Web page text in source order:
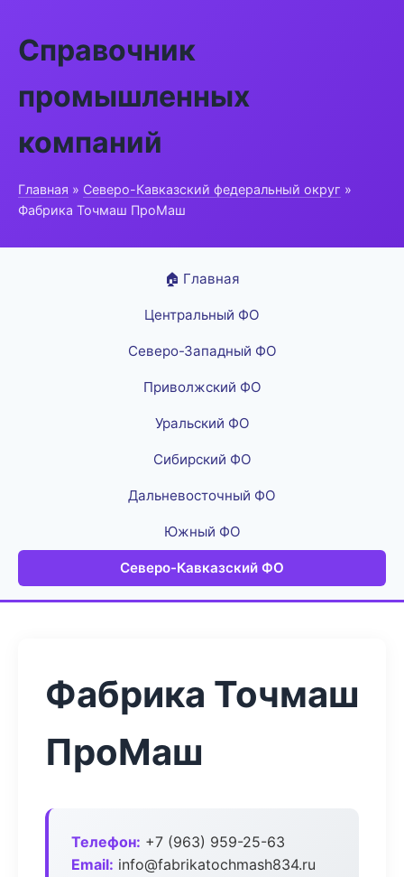
Справочник
промышленных
компаний
Главная » Северо-Кавказский федеральный округ »
Фабрика Точмаш ПроМаш
🏠 Главная
Центральный ФО
Северо-Западный ФО
Приволжский ФО
Уральский ФО
Сибирский ФО
Дальневосточный ФО
Южный ФО
Северо-Кавказский ФО
Фабрика Точмаш
ПроМаш
Телефон: +7 (963) 959-25-63
Email: info@fabrikatochmash834.ru